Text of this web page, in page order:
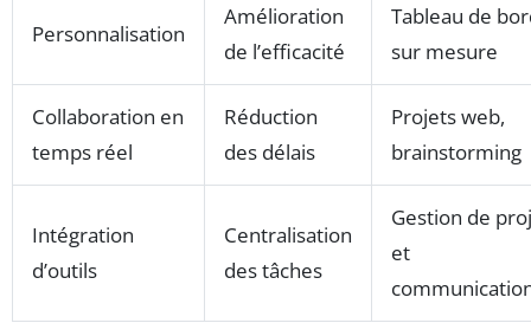
Personnalisation
Amélioration
de l’efficacité
Tableau de
sur mesure
Collaboration en
temps réel
Réduction
des délais
Projets web,
brainstorming
Intégration
d’outils
Centralisation
des tâches
Gestion de
et